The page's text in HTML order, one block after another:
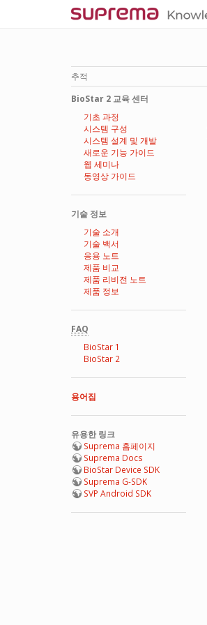
추적
BioStar 2 교육 센터
기초 과정
시스템 구성
시스템 설계 및 개발
새로운 기능 가이드
웹 세미나
동영상 가이드
기술 정보
기술 소개
기술 백서
응용 노트
제품 비교
제품 리비전 노트
제품 정보
FAQ
BioStar 1
BioStar 2
용어집
유용한 링크
Suprema 홈페이지
Suprema Docs
BioStar Device SDK
Suprema G-SDK
SVP Android SDK